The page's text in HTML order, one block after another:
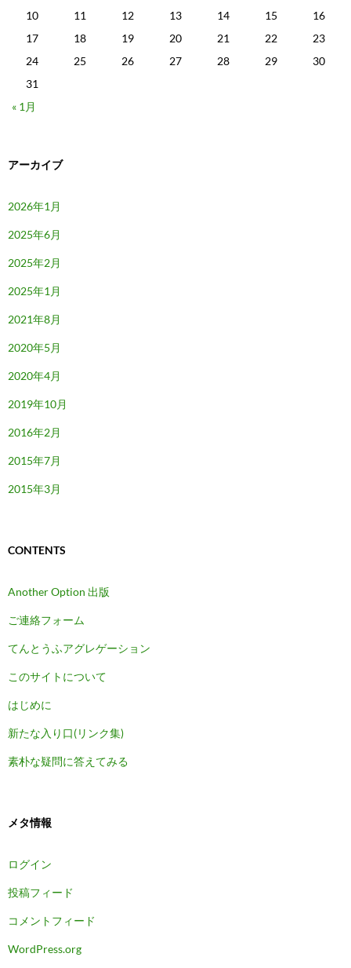
10
11 12 13 14 15
16
17
18 19 20 21 22
23
24
25 26 27 28 29
30
31
« 1月
アーカイブ
2026年1月
2025年6月
2025年2月
2025年1月
2021年8月
2020年5月
2020年4月
2019年10月
2016年2月
2015年7月
2015年3月
CONTENTS
Another Option 出版
ご連絡フォーム
てんとうふアグレゲーション
このサイトについて
はじめに
新たな入り口(リンク集)
素朴な疑問に答えてみる
メタ情報
ログイン
投稿フィード
コメントフィード
WordPress.org